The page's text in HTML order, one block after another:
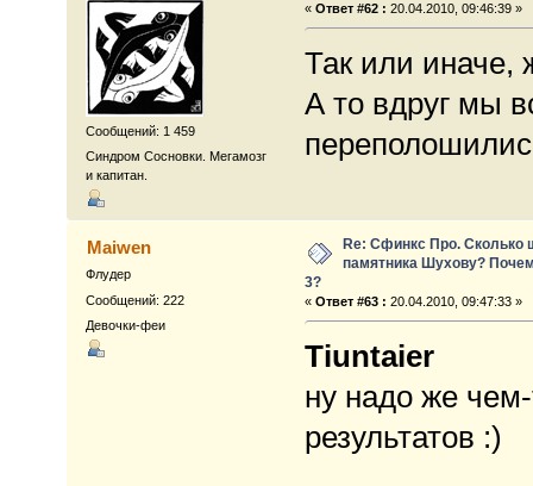
Сообщений: 1 459
Синдром Сосновки. Мегамозг
и капитан.
« Ответ #62 : 20.04.2010, 09:46:39 »
Так или
А то вдруг мы
Maiwen
Флудер
Сообщений: 222
Девочки-феи
Re: Сфинкс Про. Сколько
памятника Шухову?
3?
« Ответ #63 : 20.04.2010, 09:47:33 »
Tiuntaier
ну надо же
результатов :)